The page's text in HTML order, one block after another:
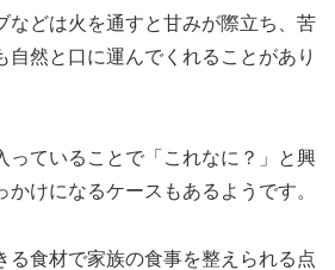
などは火を通すと甘みが際立ち、苦
自然と口に運んでくれることがあり
っていることで「これなに？」と興
かけになるケースもあるようです。
る食材で家族の食事を整えられる点